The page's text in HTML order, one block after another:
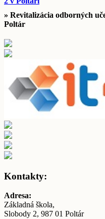
» Revitalizácia odborných
Poltár
Kontakty:
Adresa:
Základná škola,
Slobody 2, 987 01 Poltár